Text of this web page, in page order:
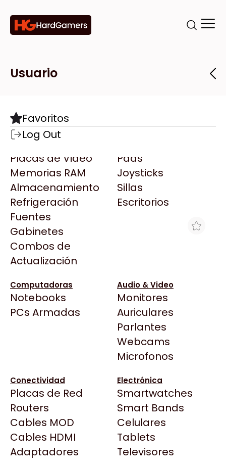
Categorías
Componentes
Motherboards
Microprocesadores
Placas de Video
Memorias RAM
Almacenamiento
Refrigeración
Fuentes
Gabinetes
Combos de
Actualización
Pads
Joysticks
Sillas
Escritorios
Computadoras
Notebooks
PCs Armadas
Audio & Video
Monitores
Auriculares
Parlantes
Webcams
Microfonos
Conectividad
Placas de Red
Routers
Cables MOD
Cables HDMI
Adaptadores
Electrónica
Smartwatches
Smart Bands
Celulares
Tablets
Televisores
Marcas
Todas las Marcas
AMD
AULA
Acer
Adata
AeroCool
Antec
Arkham
Asrock
BenQ
CX
Cooler Master
Deepcool
Dell
EVGA
Gamemax
Genesis
Genius
Tiendas
Destacadas
Todas las Tiendas
Click Gaming
Compufan Store
Dinobyte
Full H4rd
Gaming City
Gezatek
Usuario
Favoritos
Log Out
LECTOR HONEYWELL SOLARIS XP
7990G 1D/2D USB OMNIDI
$348.619
Ver producto en la página de Max Tecno